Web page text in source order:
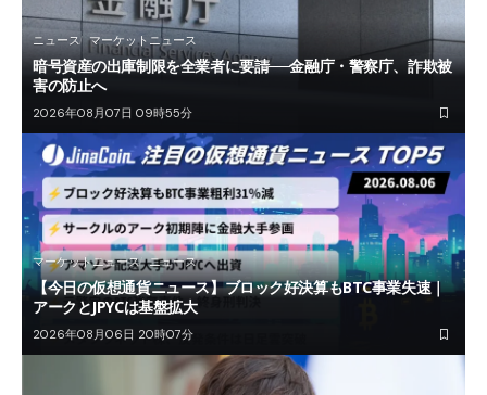
ニュース マーケットニュース
暗号資産の出庫制限を全業者に要請──金融庁・警察庁、詐欺被
害の防止へ
2026年08月07日 09時55分
マーケットニュース ニュース
【今日の仮想通貨ニュース】ブロック好決算もBTC事業失速｜
アークとJPYCは基盤拡大
2026年08月06日 20時07分